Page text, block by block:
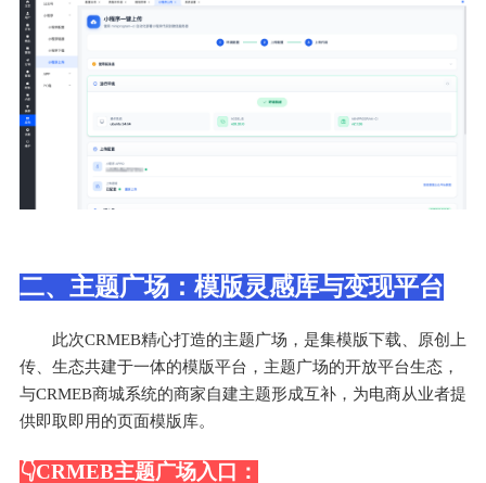
二、主题广场：模版灵感库与变现平台
此次CRMEB精心打造的主题广场，是集模版下载、原创上
传、生态共建于一体的模版平台，主题广场的开放平台生态，
与CRMEB商城系统的商家自建主题形成互补，为电商从业者提
供即取即用的页面模版库。
👇️CRMEB主题广场入口：